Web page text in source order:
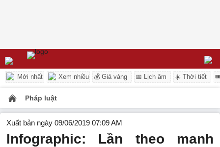
Mới nhất Xem nhiều 💰 Giá vàng 📅 Lịch âm ☀️ Thời tiết
Pháp luật
Xuất bản ngày 09/06/2019 07:09 AM
Infographic: Lần theo manh